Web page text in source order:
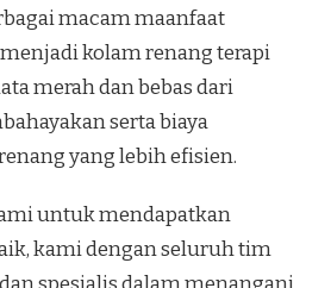
macam maanfaat
kolam renang terapi
merah dan bebas dari
serta biaya
yang lebih efisien.
untuk mendapatkan
kami dengan seluruh tim